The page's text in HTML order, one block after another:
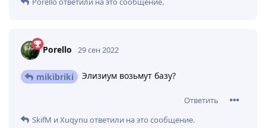
Porello 29 сен 2022
mikibriki Элизиум возьмут базу?
Ответить
SkifM иXuqynu ответили на это сообщение.